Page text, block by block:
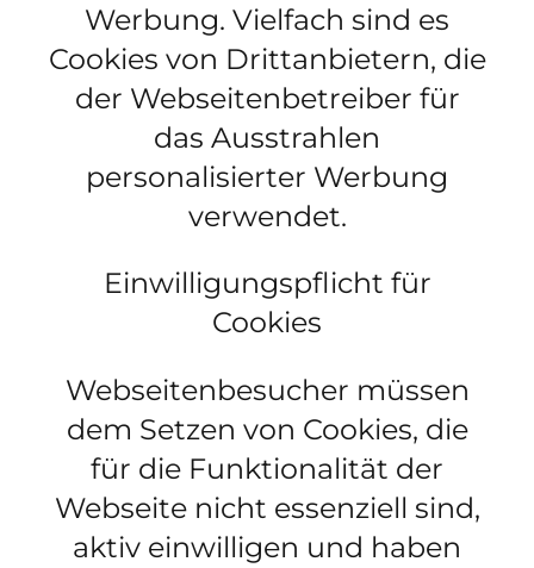
Werbung. Vielfach sind es
Cookies von Drittanbietern, die
der Webseitenbetreiber für
das Ausstrahlen
personalisierter Werbung
verwendet.
Einwilligungspflicht für
Cookies
Webseitenbesucher müssen
dem Setzen von Cookies, die
für die Funktionalität der
Webseite nicht essenziell sind,
aktiv einwilligen und haben